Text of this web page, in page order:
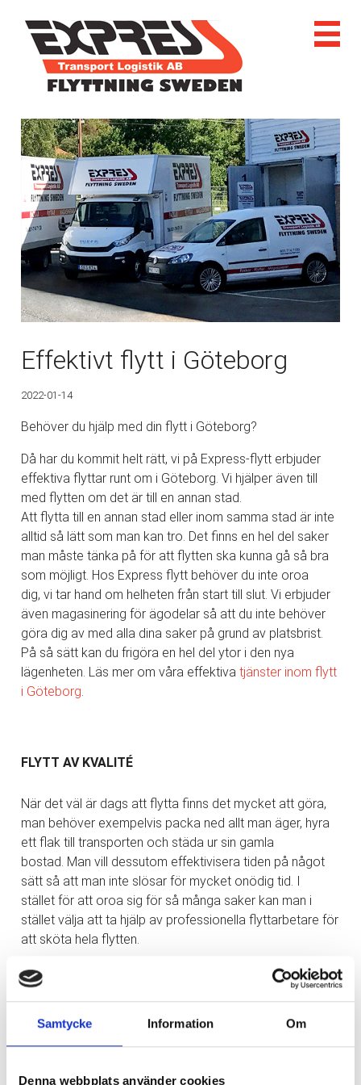
Samtycke Information Om
Denna webbplats använder cookies
Effektivt flytt i Göteborg
2022-01-14
Behöver du hjälp med din flytt i Göteborg?
Då har du kommit helt rätt, vi på Express-flytt erbjuder
effektiva flyttar runt om i Göteborg. Vi hjälper även till
med flytten om det är till en annan stad.
Att flytta till en annan stad eller inom samma stad är inte
alltid så lätt som man kan tro. Det finns en hel del saker
man måste tänka på för att flytten ska kunna gå så bra
som möjligt. Hos Express flytt behöver du inte oroa
dig, vi tar hand om helheten från start till slut. Vi erbjuder
även magasinering för ägodelar så att du inte behöver
göra dig av med alla dina saker på grund av platsbrist.
På så sätt kan du frigöra en hel del ytor i den nya
lägenheten. Läs mer om våra effektiva tjänster inom flytt
i Göteborg
FLYTT AV KVALITÉ
När det väl är dags att flytta finns det mycket att göra,
man behöver exempelvis packa ned allt man äger, hyra
ett flak till transporten och städa ur sin gamla
bostad. Man vill dessutom effektivisera tiden på något
sätt så att man inte slösar för mycket onödig tid. I
stället för att oroa sig för så många saker kan man i
stället välja att ta hjälp av professionella flyttarbetare för
att sköta hela flytten.
Om man inte har tid att utföra flytten själv så är